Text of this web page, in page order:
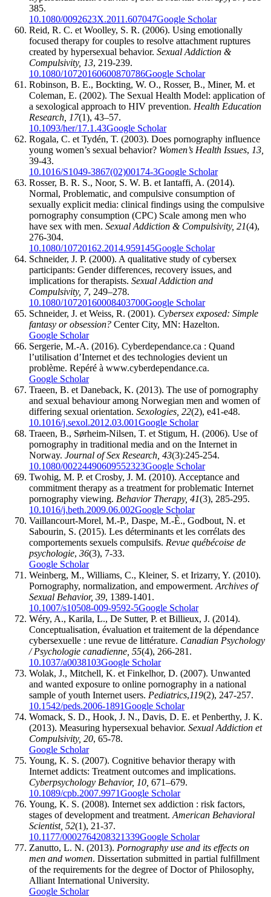
385.
10.1080/0092623X.2011.607047Google Scholar
Reid, R. C. et Woolley, S. R. (2006). Using emotionally
focused therapy for couples to resolve attachment ruptures
created by hypersexual behavior. Sexual Addiction &
Compulsivity, 13, 219-239.
10.1080/10720160600870786Google Scholar
Robinson, B. E., Bockting, W. O., Rosser, B., Miner, M. et
Coleman, E. (2002). The Sexual Health Model: application of
a sexological approach to HIV prevention. Health Education
Research, 17(1), 43–57.
10.1093/her/17.1.43Google Scholar
Rogala, C. et Tydén, T. (2003). Does pornography influence
young women’s sexual behavior? Women’s Health Issues, 13,
39-43.
10.1016/S1049-3867(02)00174-3Google Scholar
Rosser, B. R. S., Noor, S. W. B. et Iantaffi, A. (2014).
Normal, Problematic, and compulsive consumption of
sexually explicit media: clinical findings using the compulsive
pornography consumption (CPC) Scale among men who
have sex with men. Sexual Addiction & Compulsivity, 21(4),
276-304.
10.1080/10720162.2014.959145Google Scholar
Schneider, J. P. (2000). A qualitative study of cybersex
participants: Gender differences, recovery issues, and
implications for therapists. Sexual Addiction and
Compulsivity, 7, 249–278.
10.1080/10720160008403700Google Scholar
Schneider, J. et Weiss, R. (2001). Cybersex exposed: Simple
fantasy or obsession? Center City, MN: Hazelton.
Google Scholar
Sergerie, M.-A. (2016). Cyberdependance.ca : Quand
l’utilisation d’Internet et des technologies devient un
problème. Repéré à www.cyberdependance.ca.
Google Scholar
Traeen, B. et Daneback, K. (2013). The use of pornography
and sexual behaviour among Norwegian men and women of
differing sexual orientation. Sexologies, 22(2), e41-e48.
10.1016/j.sexol.2012.03.001Google Scholar
Traeen, B., Sørheim-Nilsen, T. et Stigum, H. (2006). Use of
pornography in traditional media and on the Internet in
Norway. Journal of Sex Research, 43(3):245-254.
10.1080/00224490609552323Google Scholar
Twohig, M. P. et Crosby, J. M. (2010). Acceptance and
commitment therapy as a treatment for problematic Internet
pornography viewing. Behavior Therapy, 41(3), 285-295.
10.1016/j.beth.2009.06.002Google Scholar
Vaillancourt-Morel, M.-P., Daspe, M.-È., Godbout, N. et
Sabourin, S. (2015). Les déterminants et les corrélats des
comportements sexuels compulsifs. Revue québécoise de
psychologie, 36(3), 7-33.
Google Scholar
Weinberg, M., Williams, C., Kleiner, S. et Irizarry, Y. (2010).
Pornography, normalization, and empowerment. Archives of
Sexual Behavior, 39, 1389-1401.
10.1007/s10508-009-9592-5Google Scholar
Wéry, A., Karila, L., De Sutter, P. et Billieux, J. (2014).
Conceptualisation, évaluation et traitement de la dépendance
cybersexuelle : une revue de littérature. Canadian Psychology
/ Psychologie canadienne, 55(4), 266-281.
10.1037/a0038103Google Scholar
Wolak, J., Mitchell, K. et Finkelhor, D. (2007). Unwanted
and wanted exposure to online pornography in a national
sample of youth Internet users. Pediatrics,119(2), 247-257.
10.1542/peds.2006-1891Google Scholar
Womack, S. D., Hook, J. N., Davis, D. E. et Penberthy, J. K.
(2013). Measuring hypersexual behavior. Sexual Addiction et
Compulsivity, 20, 65-78.
Google Scholar
Young, K. S. (2007). Cognitive behavior therapy with
Internet addicts: Treatment outcomes and implications.
Cyberpsychology Behavior, 10, 671–679.
10.1089/cpb.2007.9971Google Scholar
Young, K. S. (2008). Internet sex addiction : risk factors,
stages of development and treatment. American Behavioral
Scientist, 52(1), 21-37.
10.1177/0002764208321339Google Scholar
Zanutto, L. N. (2013). Pornography use and its effects on
men and women. Dissertation submitted in partial fulfillment
of the requirements for the degree of Doctor of Philosophy,
Alliant International University.
Google Scholar